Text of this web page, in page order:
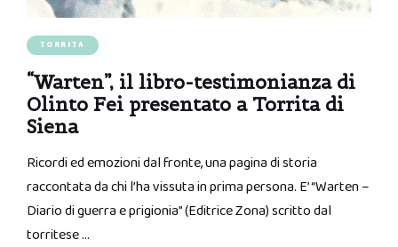
TORRITA
“Warten”, il libro-testimonianza di
Olinto Fei presentato a Torrita di
Siena
Ricordi ed emozioni dal fronte, una pagina di storia
raccontata da chi l’ha vissuta in prima persona. E’ “Warten –
Diario di guerra e prigionia” (Editrice Zona) scritto dal
torritese …